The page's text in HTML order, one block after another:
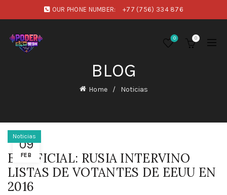
OUR PHONE NUMBER: +77 (756) 334 876
0 0
BLOG
Home Noticias
09
FEB
Noticias
ES OFICIAL: RUSIA INTERVINO
LISTAS DE VOTANTES DE EEUU EN
2016